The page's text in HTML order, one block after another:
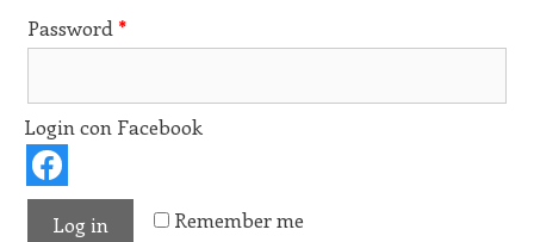
Password *
Login con Facebook
Remember me
Log in